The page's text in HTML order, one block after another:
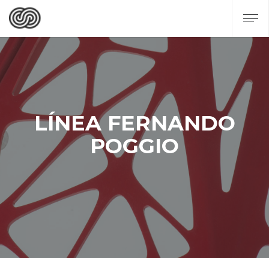
LÍNEA FERNANDO
POGGIO